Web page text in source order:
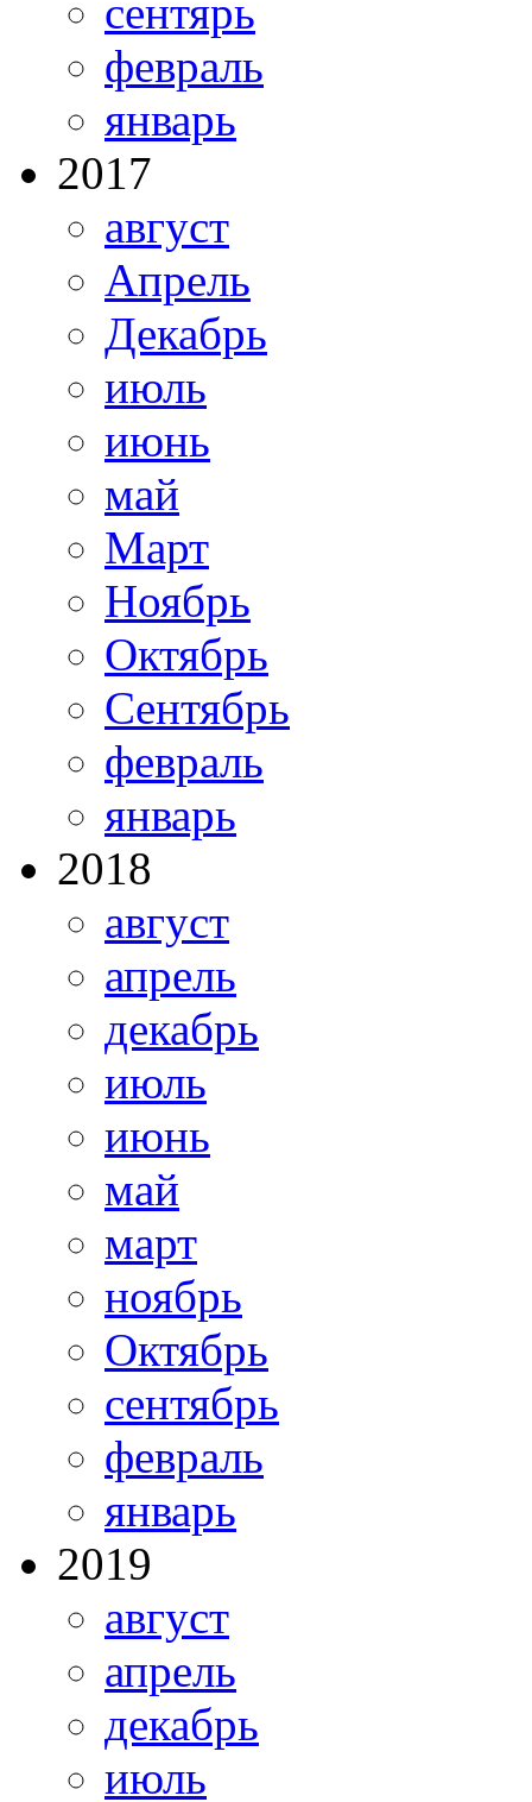
сентярь
февраль
январь
2017
август
Апрель
Декабрь
июль
июнь
май
Март
Ноябрь
Октябрь
Сентябрь
февраль
январь
2018
август
апрель
декабрь
июль
июнь
май
март
ноябрь
Октябрь
сентябрь
февраль
январь
2019
август
апрель
декабрь
июль